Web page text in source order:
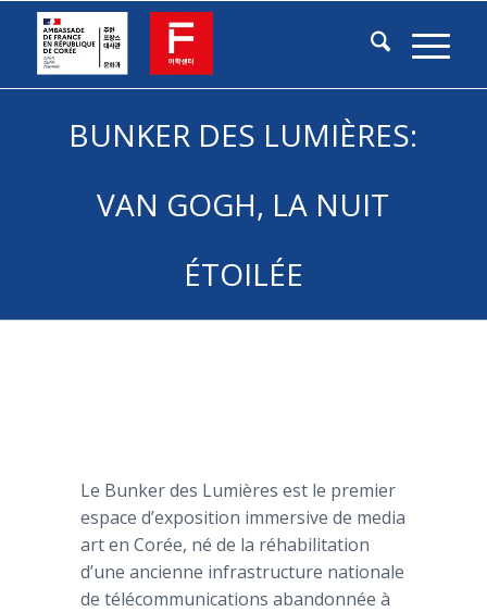
BUNKER DES LUMIÈRES:
VAN GOGH, LA NUIT
ÉTOILÉE
Le Bunker des Lumières est le premier
espace d’exposition immersive de media
art en Corée, né de la réhabilitation
d’une ancienne infrastructure nationale
de télécommunications abandonnée à